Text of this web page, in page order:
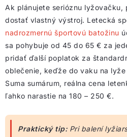
Ak plánujete serióznu lyžovačku,
dostať vlastný výstroj. Letecká
nadrozmernú športovú batožinu
sa pohybuje od 45 do 65 € za
pridať ďalší poplatok za
oblečenie, keďže do vaku na
Suma sumárum, reálna cena
ľahko narastie na 180 – 250 €.
Praktický tip:Pri balení